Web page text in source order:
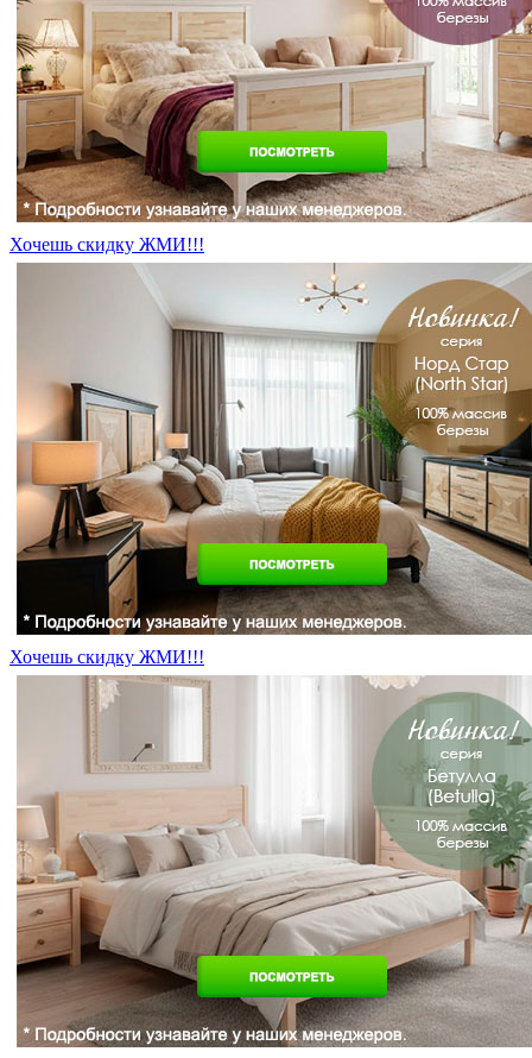
Хочешь скидку ЖМИ!!!
Хочешь скидку ЖМИ!!!